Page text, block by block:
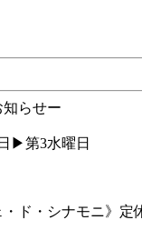
らせー
▶︎第3水曜日
・ド・シナモニ》